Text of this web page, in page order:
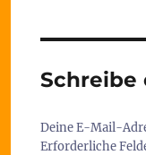
Schreibe
Deine E-Mail-
Erforderliche